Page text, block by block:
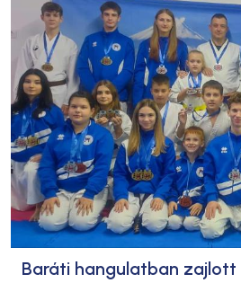
Baráti hangulatban zajlott